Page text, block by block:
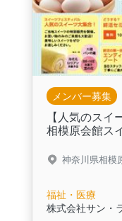
メンバー募集
【人気のス
相模原会館ス
神奈川県相模
福祉・医療
株式会社サン・